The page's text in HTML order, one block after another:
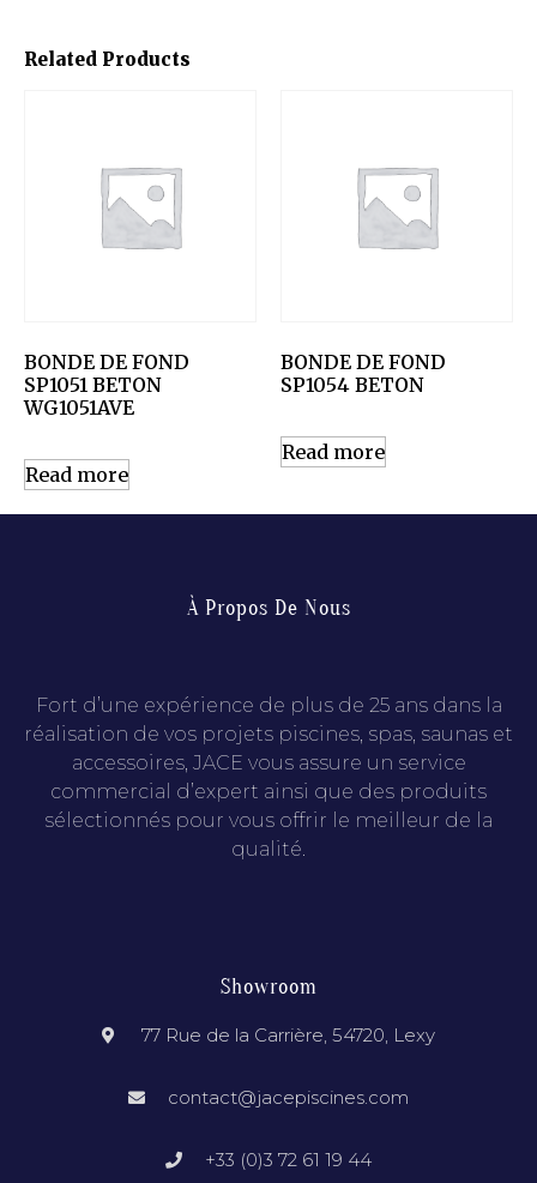
Related Products
BONDE DE FOND
SP1051 BETON
WG1051AVE
Read more
BONDE DE FOND
SP1054 BETON
Read more
À Propos De Nous
Fort d’une expérience de plus de 25 ans dans la
réalisation de vos projets piscines, spas, saunas et
accessoires, JACE vous assure un service
commercial d’expert ainsi que des produits
sélectionnés pour vous offrir le meilleur de la
qualité.
Showroom
77 Rue de la Carrière, 54720, Lexy
contact@jacepiscines.com
+33 (0)3 72 61 19 44